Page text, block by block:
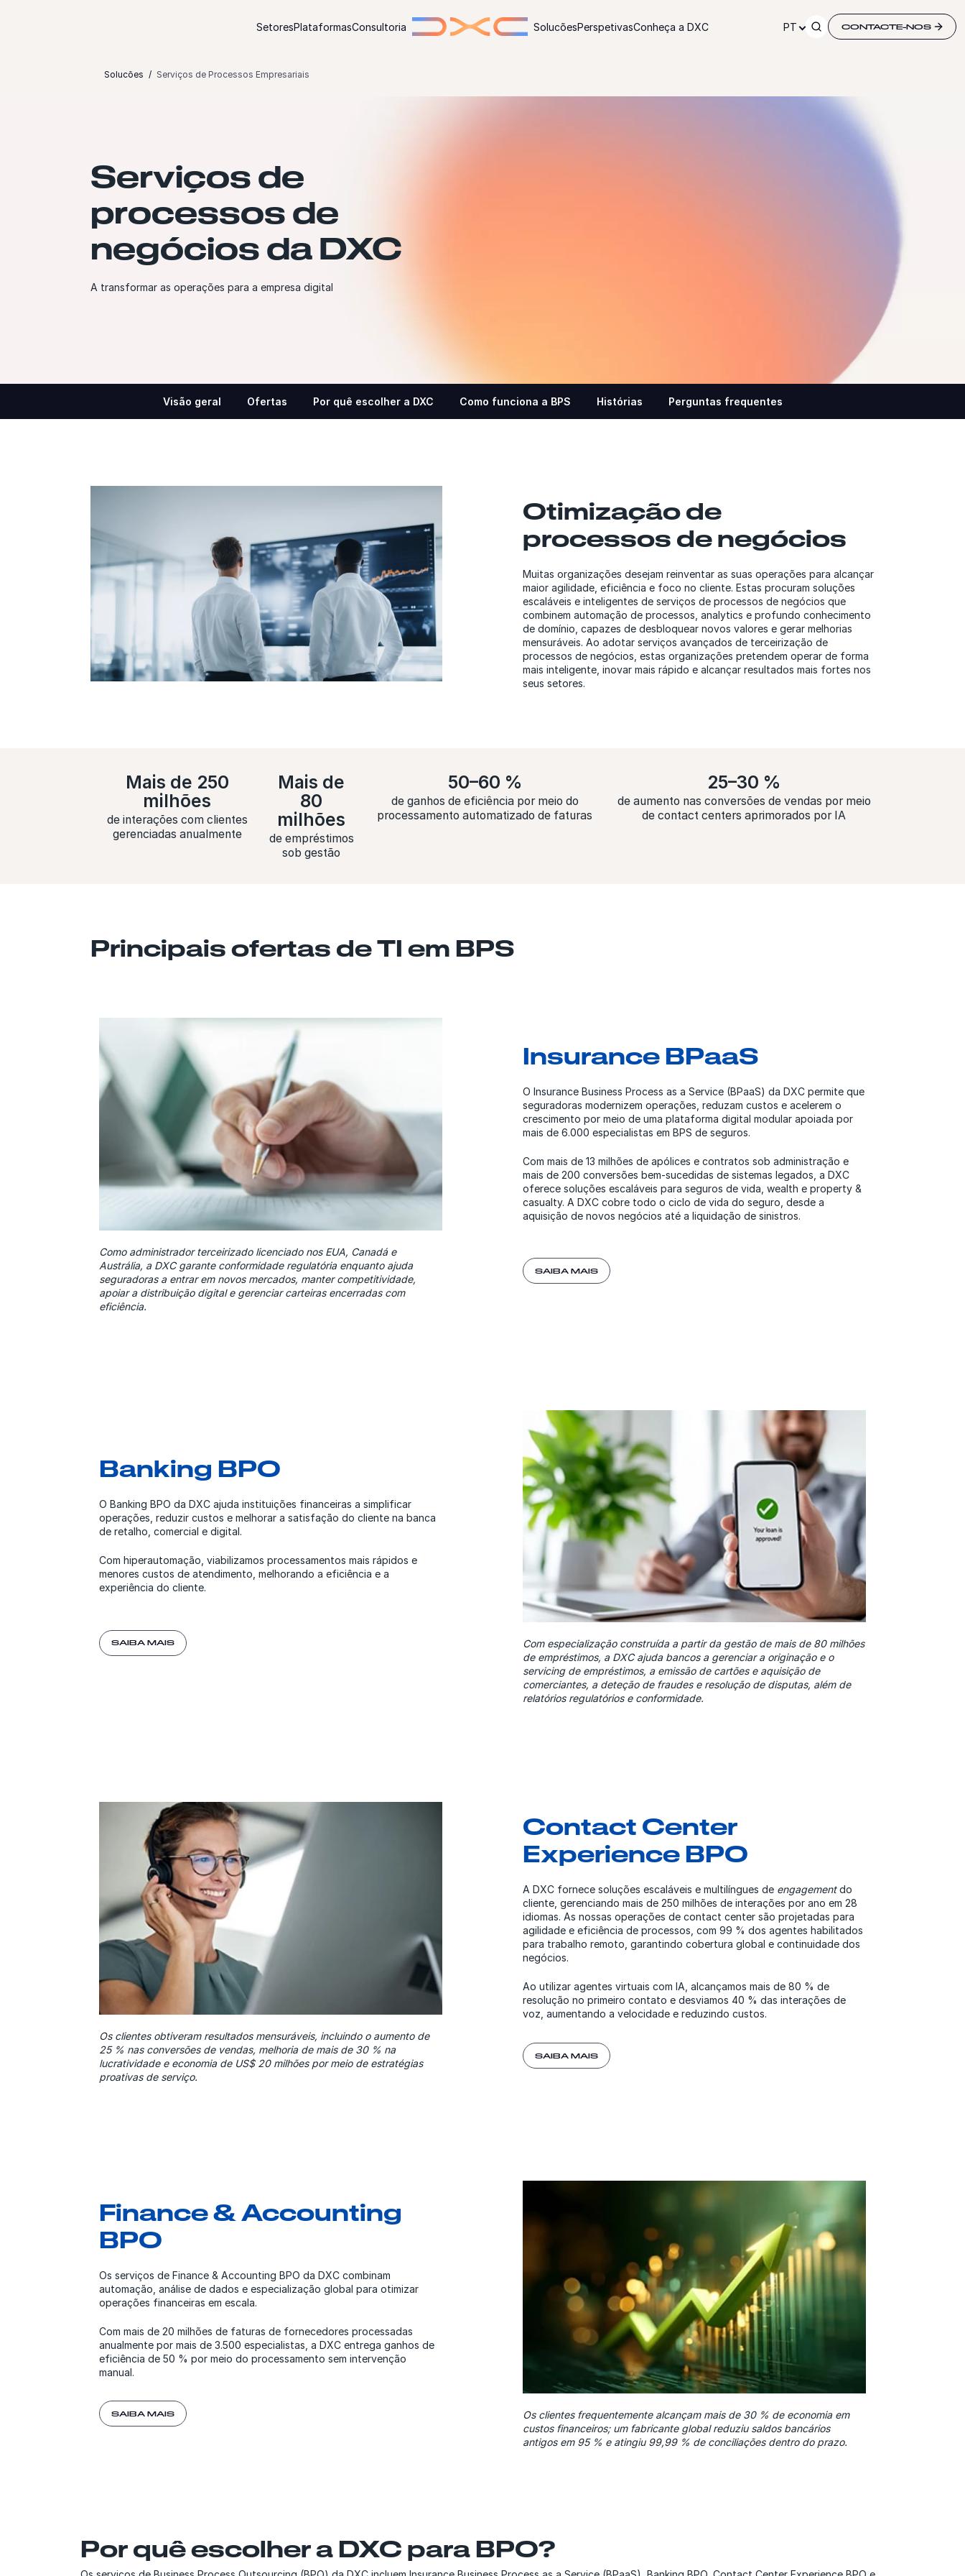
SetoresPlataformasConsultoria SolucõesPerspetivasConheça a DXC PT CONTACTE-NOS
Solucões Serviços de Processos Empresariais
Serviços de
processos de
negócios da DXC
A transformar as operações para a empresa digital
Visão geral Ofertas Por quê escolher a DXC Como funciona a BPS Histórias Perguntas frequentes
Otimização de
processos de negócios
Muitas organizações desejam reinventar as suas operações para alcançar
maior agilidade, eficiência e foco no cliente. Estas procuram soluções
escaláveis e inteligentes de serviços de processos de negócios que
combinem automação de processos, analytics e profundo conhecimento
de domínio, capazes de desbloquear novos valores e gerar melhorias
mensuráveis. Ao adotar serviços avançados de terceirização de
processos de negócios, estas organizações pretendem operar de forma
mais inteligente, inovar mais rápido e alcançar resultados mais fortes nos
seus setores.
Mais de 250
milhões
de interações com clientes
gerenciadas anualmente
Mais de
80
milhões
de empréstimos
sob gestão
50–60 %
de ganhos de eficiência por meio do
processamento automatizado de faturas
25–30 %
de aumento nas conversões de vendas por meio
de contact centers aprimorados por IA
Principais ofertas de TI em BPS
Como administrador terceirizado licenciado nos EUA, Canadá e
Austrália, a DXC garante conformidade regulatória enquanto ajuda
seguradoras a entrar em novos mercados, manter competitividade,
apoiar a distribuição digital e gerenciar carteiras encerradas com
eficiência.
Insurance BPaaS
O Insurance Business Process as a Service (BPaaS) da DXC permite que
seguradoras modernizem operações, reduzam custos e acelerem o
crescimento por meio de uma plataforma digital modular apoiada por
mais de 6.000 especialistas em BPS de seguros.
Com mais de 13 milhões de apólices e contratos sob administração e
mais de 200 conversões bem-sucedidas de sistemas legados, a DXC
oferece soluções escaláveis para seguros de vida, wealth e property &
casualty. A DXC cobre todo o ciclo de vida do seguro, desde a
aquisição de novos negócios até a liquidação de sinistros.
SAIBA MAIS
Com especialização construída a partir da gestão de mais de 80 milhões
de empréstimos, a DXC ajuda bancos a gerenciar a originação e o
servicing de empréstimos, a emissão de cartões e aquisição de
comerciantes, a deteção de fraudes e resolução de disputas, além de
relatórios regulatórios e conformidade.
Banking BPO
O Banking BPO da DXC ajuda instituições financeiras a simplificar
operações, reduzir custos e melhorar a satisfação do cliente na banca
de retalho, comercial e digital.
Com hiperautomação, viabilizamos processamentos mais rápidos e
menores custos de atendimento, melhorando a eficiência e a
experiência do cliente.
SAIBA MAIS
Os clientes obtiveram resultados mensuráveis, incluindo o aumento de
25 % nas conversões de vendas, melhoria de mais de 30 % na
lucratividade e economia de US$ 20 milhões por meio de estratégias
proativas de serviço.
Contact Center
Experience BPO
A DXC fornece soluções escaláveis e multilíngues de engagementdo
cliente, gerenciando mais de 250 milhões de interações por ano em 28
idiomas. As nossas operações de contact center são projetadas para
agilidade e eficiência de processos, com 99 % dos agentes habilitados
para trabalho remoto, garantindo cobertura global e continuidade dos
negócios.
Ao utilizar agentes virtuais com IA, alcançamos mais de 80 % de
resolução no primeiro contato e desviamos 40 % das interações de
voz, aumentando a velocidade e reduzindo custos.
SAIBA MAIS
Os clientes frequentemente alcançam mais de 30 % de economia em
custos financeiros; um fabricante global reduziu saldos bancários
antigos em 95 % e atingiu 99,99 % de conciliações dentro do prazo.
Finance & Accounting
BPO
Os serviços de Finance & Accounting BPO da DXC combinam
automação, análise de dados e especialização global para otimizar
operações financeiras em escala.
Com mais de 20 milhões de faturas de fornecedores processadas
anualmente por mais de 3.500 especialistas, a DXC entrega ganhos de
eficiência de 50 % por meio do processamento sem intervenção
manual.
SAIBA MAIS
Por quê escolher a DXC para BPO?